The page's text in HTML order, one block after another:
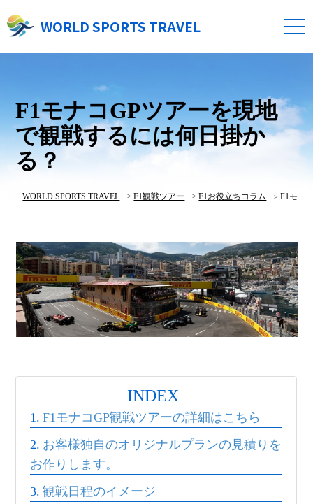
WORLD SPORTS TRAVEL
F1モナコGPツアーを現地
で観戦するには何日掛か
る？
WORLD SPORTS TRAVEL F1観戦ツアー F1お役立ちコラム F1モナ
INDEX
F1モナコGP観戦ツアーの詳細はこちら
お客様独自のオリジナルプランの見積りを
お作りします。
観戦日程のイメージ